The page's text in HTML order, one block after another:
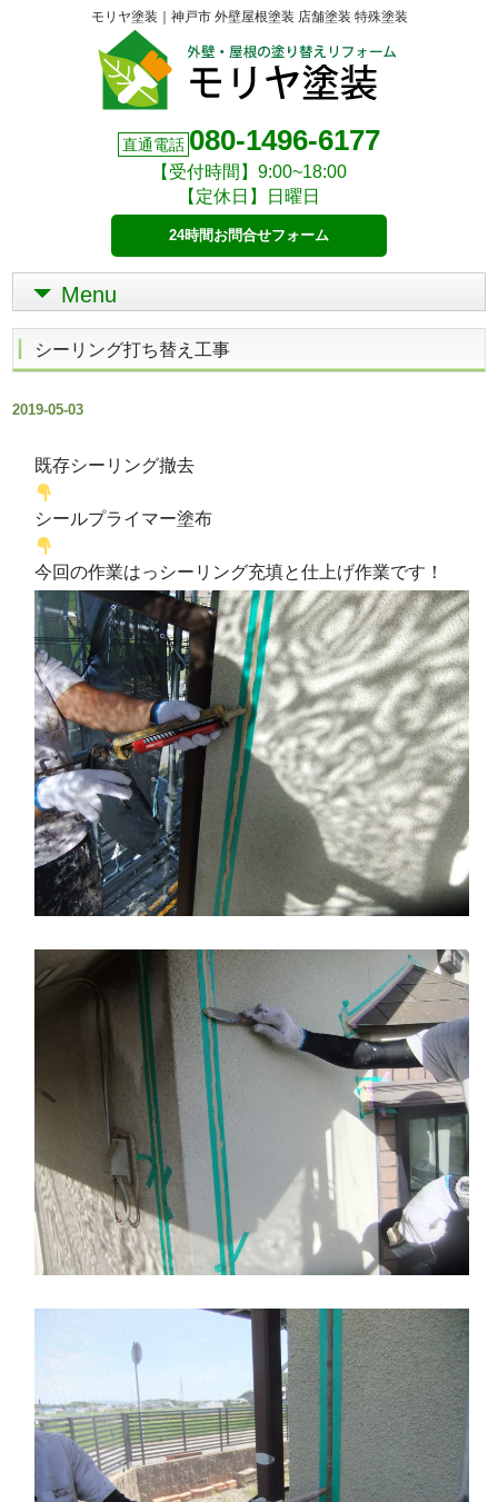
モリヤ塗装｜神戸市 外壁屋根塗装 店舗塗装 特殊塗装
直通電話 080-1496-6177
【受付時間】9:00~18:00
【定休日】日曜日
24時間お問合せフォーム
Menu
シーリング打ち替え工事
2019-05-03
既存シーリング撤去
シールプライマー塗布
今回の作業はっシーリング充填と仕上げ作業です！